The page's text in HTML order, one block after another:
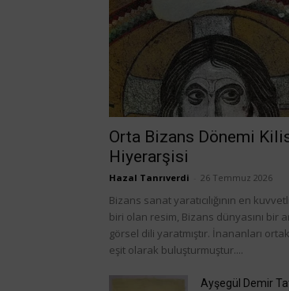
Orta Bizans Dönemi
Hiyerarşisi
Hazal Tanrıverdi 26 Temmuz 2026
Bizans sanat yaratıcılığının en
biri olan resim, Bizans dünyasını bir
görsel dili yaratmıştır. İnananları
eşit olarak buluşturmuştur....
Ayşegül Demir